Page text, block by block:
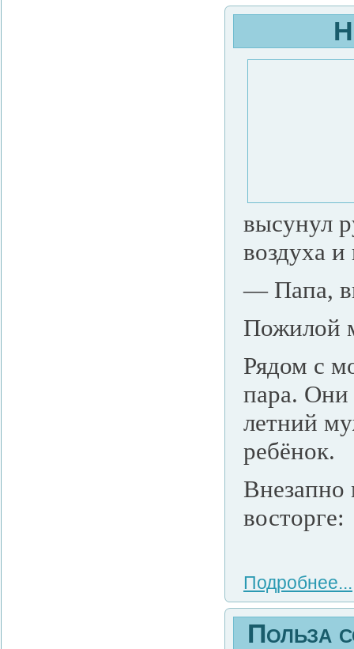
высунул
воздуха
— Папа,
Пожилой
Рядом с
пара.
летний
ребёнок.
Внезапно
восторге:
Подробнее...
Польза